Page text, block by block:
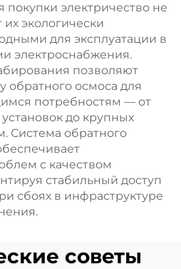
покупки электричество не
их экологически
для эксплуатации в
электроснабжения.
позволяют
обратного осмоса для
потребностям — от
до крупных
Система обратного
с качеством
стабильный доступ
сбоях в инфраструктуре
советы